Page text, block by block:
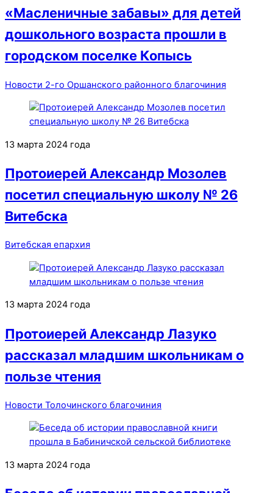
«Масленичные забавы» для детей
дошкольного возраста прошли в
городском поселке Копысь
Новости 2-го Оршанского районного благочиния
13 марта 2024 года
Протоиерей Александр Мозолев
посетил специальную школу № 26
Витебска
Витебская епархия
13 марта 2024 года
Протоиерей Александр Лазуко
рассказал младшим школьникам о
пользе чтения
Новости Толочинского благочиния
13 марта 2024 года